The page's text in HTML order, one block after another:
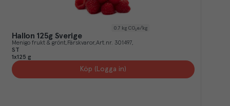
0.7 kg CO₂e/kg
Hallon 125g Sverige
Menigo frukt & grönt Färskvaror Art.nr. 301497
ST
1x125 g
Köp (Logga in)